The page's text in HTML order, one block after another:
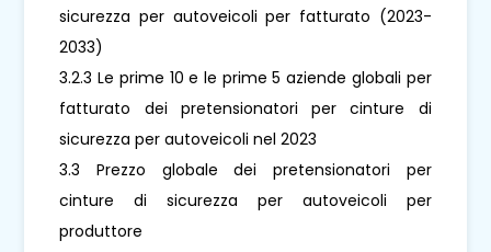
sicurezza per autoveicoli per fatturato (2023-
2033)
3.2.3 Le prime 10 e le prime 5 aziende globali per
fatturato dei pretensionatori per cinture di
sicurezza per autoveicoli nel 2023
3.3 Prezzo globale dei pretensionatori per
cinture di sicurezza per autoveicoli per
produttore